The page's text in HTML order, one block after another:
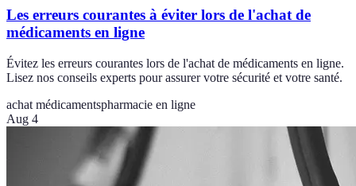
Les erreurs courantes à éviter lors de l'achat de
médicaments en ligne
Évitez les erreurs courantes lors de l'achat de médicaments en ligne.
Lisez nos conseils experts pour assurer votre sécurité et votre santé.
achat médicamentspharmacie en ligne
Aug 4